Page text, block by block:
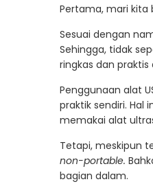
Pertama, mari kita
Sesuai dengan
Sehingga, tidak
ringkas dan
Penggunaan alat
praktik sendiri. Hal
memakai alat
Tetapi, meskipun
non-portable.
bagian dalam.